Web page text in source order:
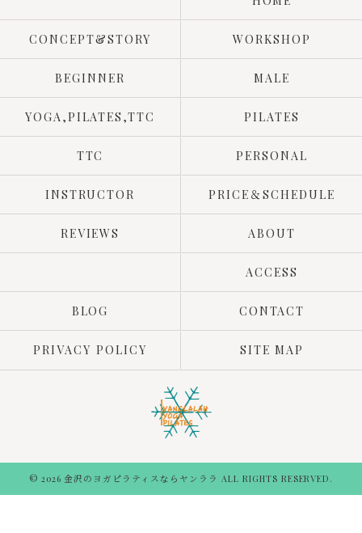
CONCEPT&STORY WORKSHOP
BEGINNER MALE
YOGA,PILATES,TTC PILATES
TTC PERSONAL
INSTRUCTOR PRICE＆SCHEDULE
REVIEWS ABOUT
ACCESS
BLOG CONTACT
PRIVACY POLICY SITE MAP
© 2026 金沢のヨガピラティスならヤンララ ALL RIGHTS RESERVED.